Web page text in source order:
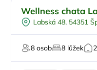
Vnitřní bazén
Sauna
U lyžařského střediska
Wellness chata
Labská 48, 54351
8 osob 8 lůžek